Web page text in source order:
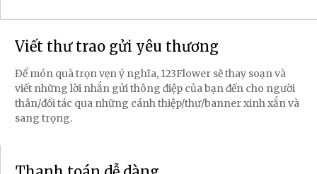
Viết thư trao gửi yêu thương
Để món quà trọn vẹn ý nghĩa, 123Flower sẽ thay soạn và
viết những lời nhắn gửi thông điệp của bạn đến cho người
thân/đối tác qua những cánh thiệp/thư/banner xinh xắn và
sang trọng.